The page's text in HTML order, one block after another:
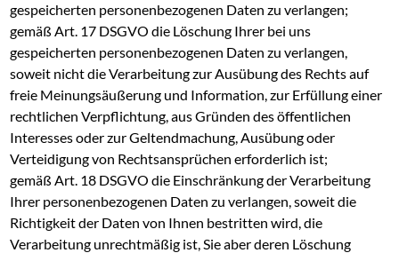
gespeicherten personenbezogenen Daten zu verlangen;
gemäß Art. 17 DSGVO die Löschung Ihrer bei uns
gespeicherten personenbezogenen Daten zu verlangen,
soweit nicht die Verarbeitung zur Ausübung des Rechts auf
freie Meinungsäußerung und Information, zur Erfüllung einer
rechtlichen Verpflichtung, aus Gründen des öffentlichen
Interesses oder zur Geltendmachung, Ausübung oder
Verteidigung von Rechtsansprüchen erforderlich ist;
gemäß Art. 18 DSGVO die Einschränkung der Verarbeitung
Ihrer personenbezogenen Daten zu verlangen, soweit die
Richtigkeit der Daten von Ihnen bestritten wird, die
Verarbeitung unrechtmäßig ist, Sie aber deren Löschung